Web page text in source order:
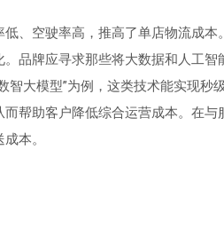
、空驶率高，推高了单店物流成本。
品牌应寻求那些将大数据和人工智
智大模型”为例，这类技术能实现秒
帮助客户降低综合运营成本。在与
本。